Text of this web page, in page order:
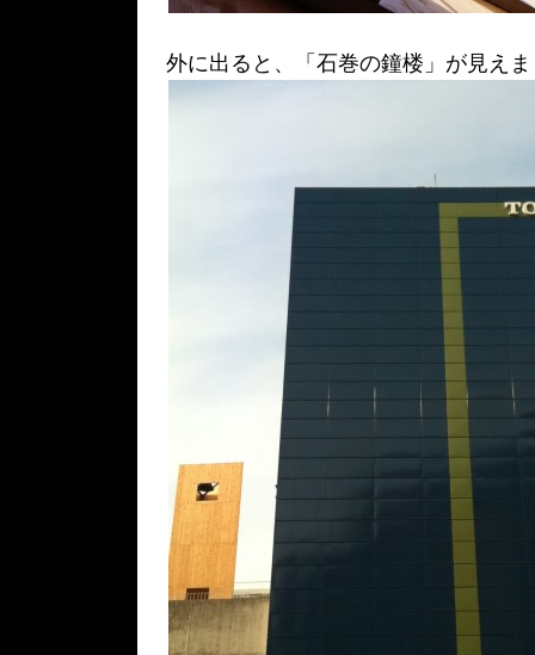
外に出ると、「石巻の鐘楼」が見え